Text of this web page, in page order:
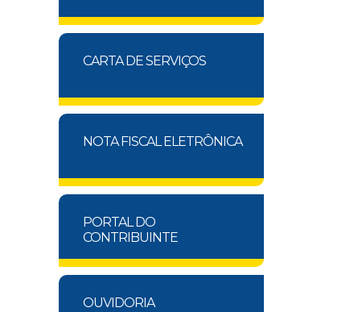
CARTA DE SERVIÇOS
NOTA FISCAL ELETRÔNICA
PORTAL DO
CONTRIBUINTE
OUVIDORIA